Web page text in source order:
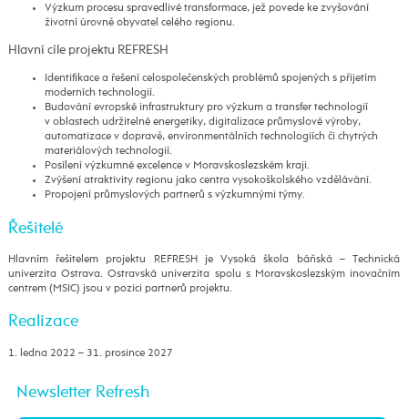
Výzkum procesu spravedlivé transformace, jež povede ke zvyšování
životní úrovně obyvatel celého regionu.
Hlavní cíle projektu REFRESH
Identifikace a řešení celospolečenských problémů spojených s přijetím
moderních technologií.
Budování evropské infrastruktury pro výzkum a transfer technologií
v oblastech udržitelné energetiky, digitalizace průmyslové výroby,
automatizace v dopravě, environmentálních technologiích či chytrých
materiálových technologií.
Posílení výzkumné excelence v Moravskoslezském kraji.
Zvýšení atraktivity regionu jako centra vysokoškolského vzdělávání.
Propojení průmyslových partnerů s výzkumnými týmy.
Řešitelé
Hlavním řešitelem projektu REFRESH je Vysoká škola báňská – Technická
univerzita Ostrava. Ostravská univerzita spolu s Moravskoslezským inovačním
centrem (MSIC) jsou v pozici partnerů projektu.
Realizace
1. ledna 2022 – 31. prosince 2027
Newsletter Refresh